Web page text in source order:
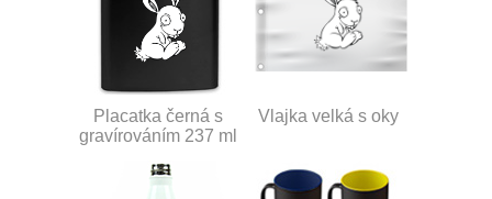
Placatka černá s
gravírováním 237 ml
Vlajka velká s oky